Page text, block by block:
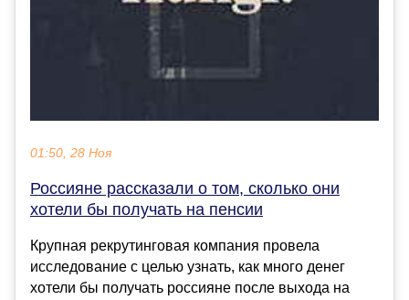
01:50, 28 Ноя
Россияне рассказали о том, сколько они
хотели бы получать на пенсии
Крупная рекрутинговая компания провела
исследование с целью узнать, как много денег
хотели бы получать россияне после выхода на